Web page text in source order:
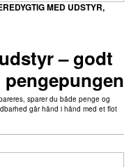
– godt
MED UDSTYR,
sparer du både penge og
går hånd i hånd med et flot